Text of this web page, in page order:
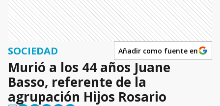
SOCIEDAD Añadir como fuente en
Murió a los 44 años Juane
Basso, referente de la
agrupación Hijos Rosario